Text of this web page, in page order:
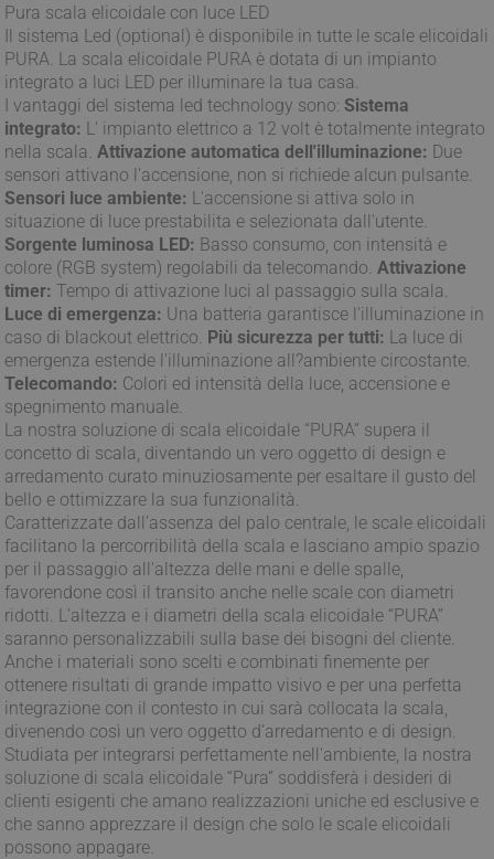
Pura scala elicoidale con luce LED
Il sistema Led (optional) è disponibile in tutte le scale elicoidali
PURA. La scala elicoidale PURA è dotata di un impianto
integrato a luci LED per illuminare la tua casa.
I vantaggi del sistema led technology sono:Sistema
integrato: L' impianto elettrico a 12 volt è totalmente integrato
nella scala.Attivazione automatica dell'illuminazione: Due
sensori attivano l'accensione, non si richiede alcun pulsante.
Sensori luce ambiente: L'accensione si attiva solo in
situazione di luce prestabilita e selezionata dall'utente.
Sorgente luminosa LED: Basso consumo, con intensità e
colore (RGB system) regolabili da telecomando.Attivazione
timer: Tempo di attivazione luci al passaggio sulla scala.
Luce di emergenza: Una batteria garantisce l'illuminazione in
caso di blackout elettrico. Più sicurezza per tutti: La luce di
emergenza estende l'illuminazione all?ambiente circostante.
Telecomando: Colori ed intensità della luce, accensione e
spegnimento manuale.
La nostra soluzione di scala elicoidale “PURA” supera il
concetto di scala, diventando un vero oggetto di design e
arredamento curato minuziosamente per esaltare il gusto del
bello e ottimizzare la sua funzionalità.
Caratterizzate dall'assenza del palo centrale, le scale elicoidali
facilitano la percorribilità della scala e lasciano ampio spazio
per il passaggio all'altezza delle mani e delle spalle,
favorendone così il transito anche nelle scale con diametri
ridotti. L'altezza e i diametri della scala elicoidale “PURA”
saranno personalizzabili sulla base dei bisogni del cliente.
Anche i materiali sono scelti e combinati finemente per
ottenere risultati di grande impatto visivo e per una perfetta
integrazione con il contesto in cui sarà collocata la scala,
divenendo così un vero oggetto d’arredamento e di design.
Studiata per integrarsi perfettamente nell'ambiente, la nostra
soluzione di scala elicoidale “Pura” soddisferà i desideri di
clienti esigenti che amano realizzazioni uniche ed esclusive e
che sanno apprezzare il design che solo le scale elicoidali
possono appagare.